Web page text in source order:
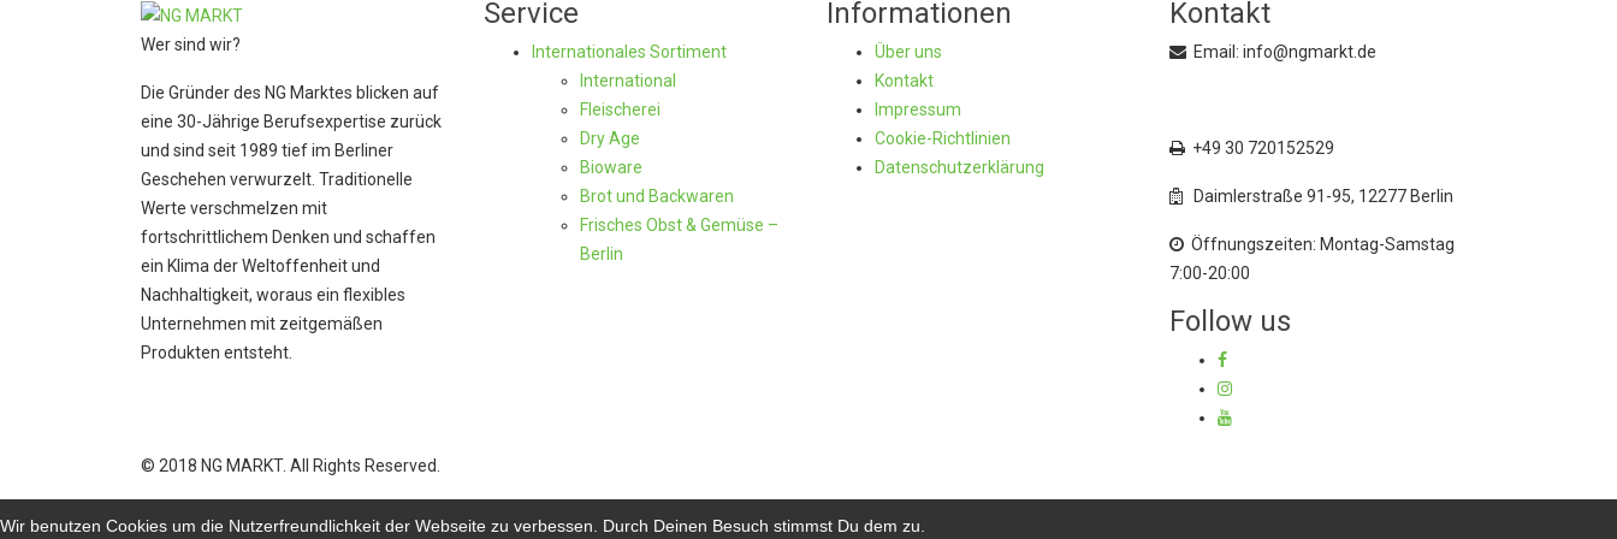
Wer sind wir?
Die Gründer des NG Marktes blicken auf
eine 30-Jährige Berufsexpertise zurück
und sind seit 1989 tief im Berliner
Geschehen verwurzelt. Traditionelle
Werte verschmelzen mit
fortschrittlichem Denken und schaffen
ein Klima der Weltoffenheit und
Nachhaltigkeit, woraus ein flexibles
Unternehmen mit zeitgemäßen
Produkten entsteht.
Service
Internationales Sortiment
International
Fleischerei
Dry Age
Bioware
Brot und Backwaren
Frisches Obst & Gemüse –
Berlin
Informationen
Über uns
Kontakt
Impressum
Cookie-Richtlinien
Datenschutzerklärung
Kontakt
Email: info@ngmarkt.de
+49 30 720152529
Daimlerstraße 91-95, 12277 Berlin
Öffnungszeiten: Montag-Samstag
7:00-20:00
Follow us
© 2018 NG MARKT. All Rights Reserved.
Wir benutzen Cookies um die Nutzerfreundlichkeit der Webseite zu verbessen. Durch Deinen Besuch stimmst Du dem zu.